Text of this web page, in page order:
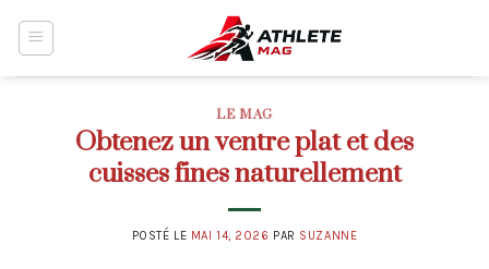
LE MAG
Obtenez un ventre plat et des
cuisses fines naturellement
POSTÉ LE MAI 14, 2026 PAR SUZANNE